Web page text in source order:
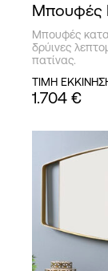
Μπουφές
Μπουφές
δρύινες
πατίνας.
ΤΙΜΗ
1.704 €